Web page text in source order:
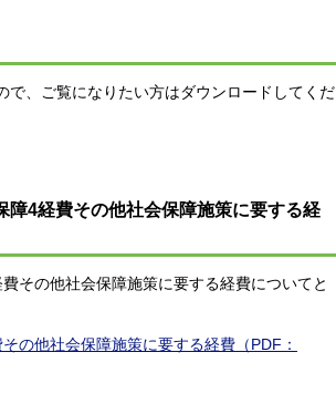
、ご覧になりたい方はダウンロードしてくだ
4経費その他社会保障施策に要する経
その他社会保障施策に要する経費についてと
の他社会保障施策に要する経費（PDF：